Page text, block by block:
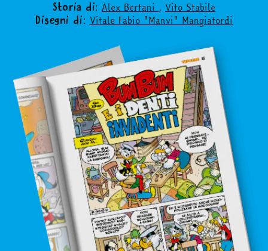
in edicola
mondo fumetto
news & eventi
Cerca
Storia di: Alex Bertani , Vito Stabile
Disegni di: Vitale Fabio "Manvi" Mangiatordi